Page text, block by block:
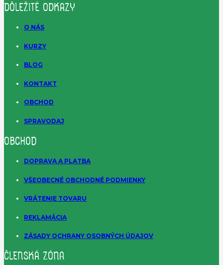
DÔLEŽITÉ ODKAZY
O NÁS
KURZY
BLOG
KONTAKT
OBCHOD
SPRAVODAJ
OBCHOD
DOPRAVA A PLATBA
VŠEOBECNÉ OBCHODNÉ PODMIENKY
VRÁTENIE TOVARU
REKLAMÁCIA
ZÁSADY OCHRANY OSOBNÝCH ÚDAJOV
ČLENSKÁ ZÓNA